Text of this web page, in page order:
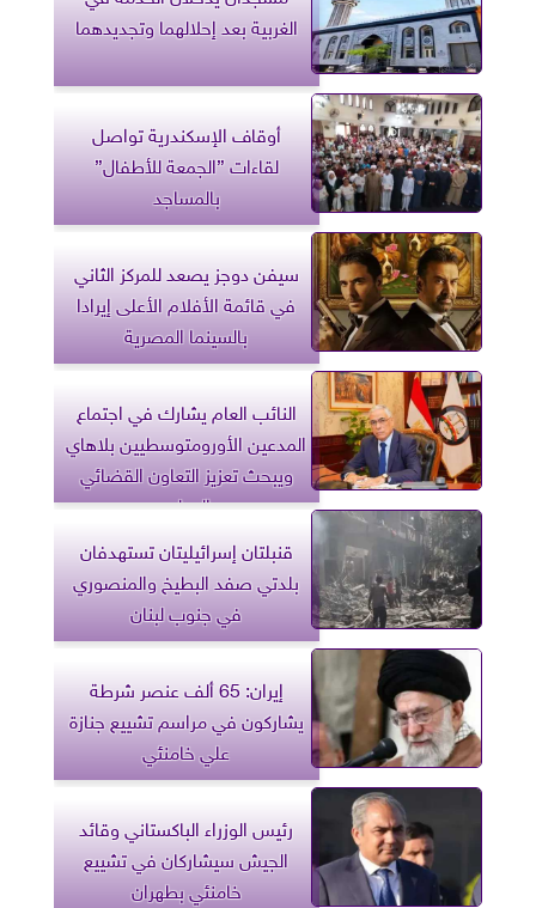
الغربية بعد إحلالهما وتجديدهما
أوقاف الإسكندرية تواصل
لقاءات ”الجمعة للأطفال”
بالمساجد
سيفن دوجز يصعد للمركز الثاني
في قائمة الأفلام الأعلى إيرادا
بالسينما المصرية
النائب العام يشارك في اجتماع
المدعين الأورومتوسطيين بلاهاي
ويبحث تعزيز التعاون القضائي
الدولي
قنبلتان إسرائيليتان تستهدفان
بلدتي صفد البطيخ والمنصوري
في جنوب لبنان
إيران: 65 ألف عنصر شرطة
يشاركون في مراسم تشييع جنازة
علي خامنئي
رئيس الوزراء الباكستاني وقائد
الجيش سيشاركان في تشييع
خامنئي بطهران